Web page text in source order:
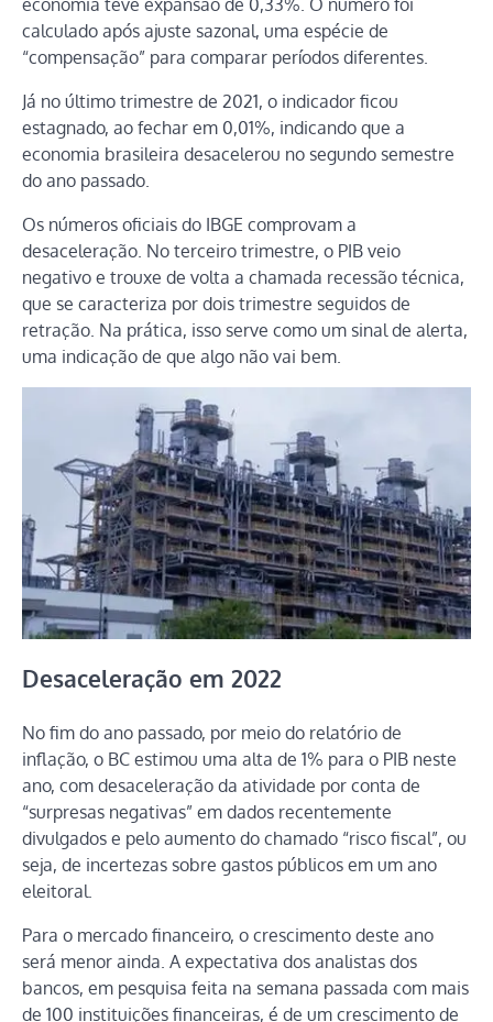
calculado após ajuste sazonal, uma espécie de
“compensação” para comparar períodos diferentes.
Já no último trimestre de 2021, o indicador ficou
estagnado, ao fechar em 0,01%, indicando que a
economia brasileira desacelerou no segundo semestre
do ano passado.
Os números oficiais do IBGE comprovam a
desaceleração. No terceiro trimestre, o PIB veio
negativo e trouxe de volta a chamada recessão técnica,
que se caracteriza por dois trimestre seguidos de
retração. Na prática, isso serve como um sinal de alerta,
uma indicação de que algo não vai bem.
Desaceleração em 2022
No fim do ano passado, por meio do relatório de
inflação, o BC estimou uma alta de 1% para o PIB neste
ano, com desaceleração da atividade por conta de
“surpresas negativas” em dados recentemente
divulgados e pelo aumento do chamado “risco fiscal”, ou
seja, de incertezas sobre gastos públicos em um ano
eleitoral.
Para o mercado financeiro, o crescimento deste ano
será menor ainda. A expectativa dos analistas dos
bancos, em pesquisa feita na semana passada com mais
de 100 instituições financeiras, é de um crescimento de